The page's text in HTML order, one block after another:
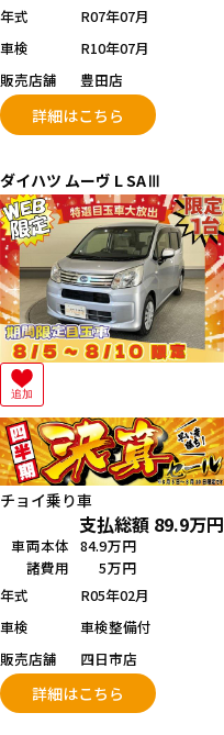
年式
R07年07月
車検
R10年07月
販売店舗
豊田店
詳細はこちら
ダイハツ ムーヴ L SAⅢ
追加
チョイ乗り車
支払総額 89.9万円
車両本体 84.9万円
諸費用
5万円
年式
R05年02月
車検
車検整備付
販売店舗
四日市店
詳細はこちら